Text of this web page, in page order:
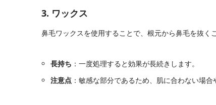
3. ワックス
鼻毛ワックスを使用することで、根元から鼻毛を抜く
長持ち ：一度処理すると効果が長続きします。
注意点 ：敏感な部分であるため、肌に合わない場